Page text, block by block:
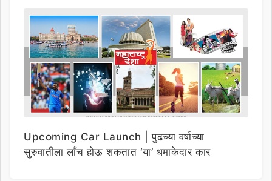
Upcoming Car Launch | पुढच्या वर्षाच्या
सुरुवातीला लाँच होऊ शकतात ‘या’ धमाकेदार कार